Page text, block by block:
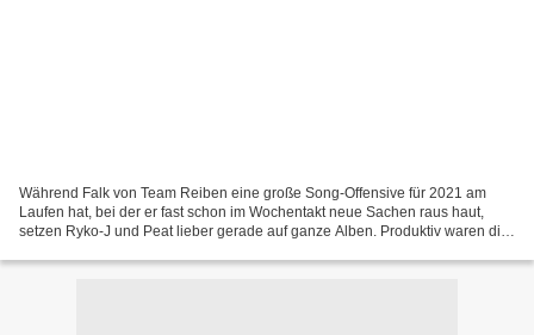
Während Falk von Team Reiben eine große Song-Offensive für 2021 am
Laufen hat, bei der er fast schon im Wochentakt neue Sachen raus haut,
setzen Ryko-J und Peat lieber gerade auf ganze Alben. Produktiv waren die